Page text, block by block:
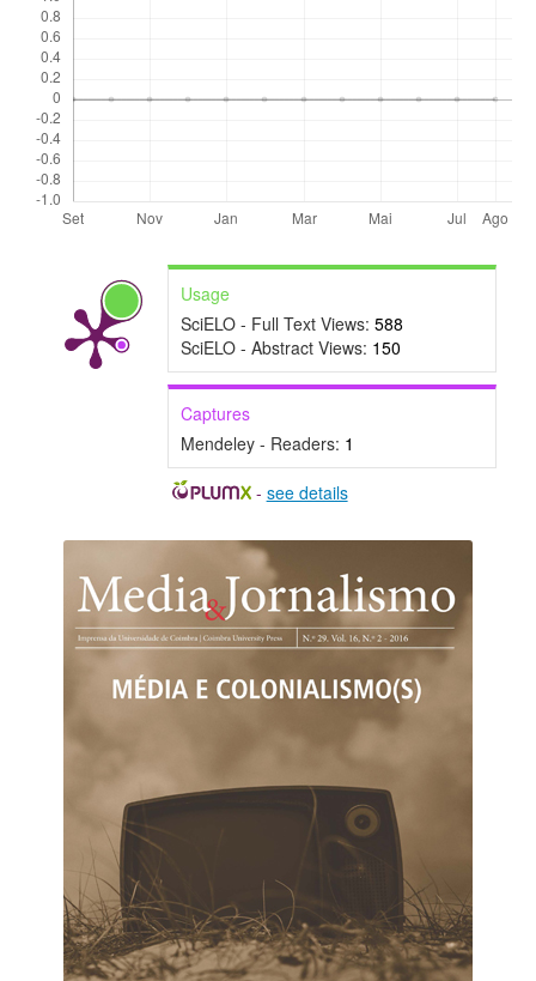
Usage
SciELO - Full Text Views: 588
SciELO - Abstract Views: 150
Captures
Mendeley - Readers: 1
- see details